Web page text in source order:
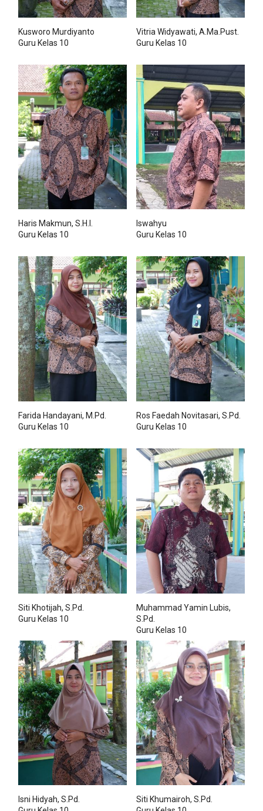
Kusworo Murdiyanto
Guru Kelas 10
Vitria Widyawati, A.Ma.Pust.
Guru Kelas 10
Haris Makmun, S.H.I.
Guru Kelas 10
Iswahyu
Guru Kelas 10
Farida Handayani, M.Pd.
Guru Kelas 10
Ros Faedah Novitasari, S.Pd.
Guru Kelas 10
Siti Khotijah, S.Pd.
Guru Kelas 10
Muhammad Yamin Lubis,
S.Pd.
Guru Kelas 10
Isni Hidyah, S.Pd.
Siti Khumairoh, S.Pd.